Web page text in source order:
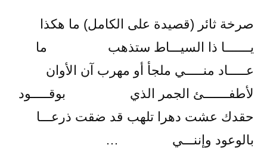
صرخة ثائر (قصيدة على الكامل) ما هكذا
يـــــــا ذا السيـــاط ستذهب ما
عـــــاد منـــــي ملجأ أو مهرب آن الأوان
لأطفـــــــئ الجمر الذي بوقـــــود
حقدك عشت دهرا تلهب قد ضقت ذرعـــا
بالوعود وإننـــي …